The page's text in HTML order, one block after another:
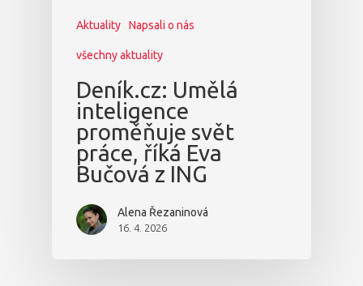
Aktuality Napsali o nás
všechny aktuality
Deník.cz: Umělá
inteligence
proměňuje svět
práce, říká Eva
Bučová z ING
Alena Řezaninová
16. 4. 2026